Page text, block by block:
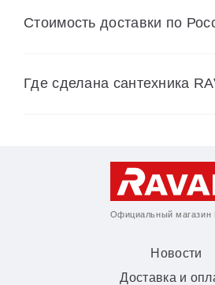
Cтоимость доставки по
Где сделана сантехника
Официальный магазин
Новости
Доставка и